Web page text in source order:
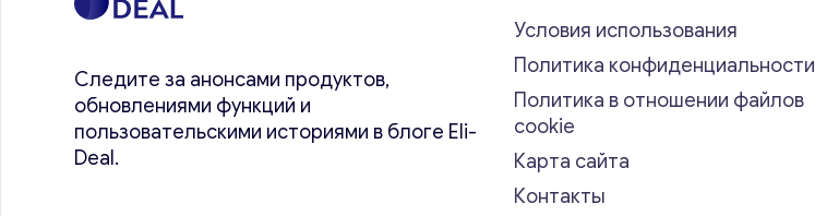
Следите за анонсами продуктов,
обновлениями функций и
пользовательскими историями в блоге Eli-
Deal.
Условия использования
Политика конфиденциальности
Политика в отношении файлов
cookie
Карта сайта
Контакты